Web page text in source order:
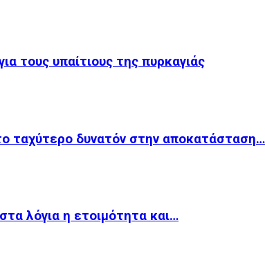
τους υπαίτιους της πυρκαγιάς
ταχύτερο δυνατόν στην αποκατάσταση…
λόγια η ετοιμότητα και…